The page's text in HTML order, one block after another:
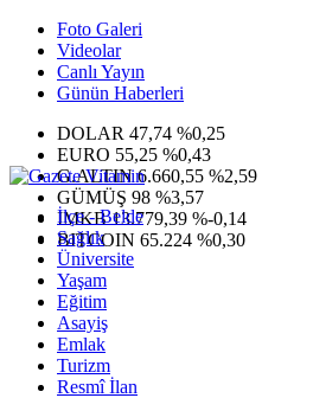
Foto Galeri
Videolar
Canlı Yayın
Günün Haberleri
DOLAR 47,74 %0,25
EURO 55,25 %0,43
G.ALTIN6.660,55 %2,59
GÜMÜŞ 98 %3,57
IMKB13.779,39 %-0,14
BITCOIN 65.224 %0,30
İlçe - Belde
Sağlık
Üniversite
Yaşam
Eğitim
Asayiş
Emlak
Turizm
Resmî İlan